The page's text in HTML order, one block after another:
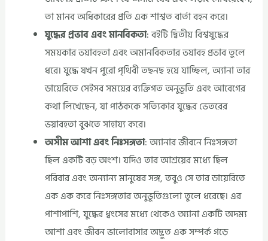
তা মানব অধিকারের প্রতি এক শাশ্বত বার্তা বহন করে।
যুদ্ধের প্রভাব এবং মানবিকতা: বইটি দ্বিতীয় বিশ্বযুদ্ধের
সময়কার ভয়াবহতা এবং অমানবিকতার ভয়াবহ প্রভাব তুলে
ধরে। যুদ্ধে যখন পুরো পৃথিবী তছনছ হয়ে যাচ্ছিল, অ্যানা তার
ডায়েরিতে সেইসব সময়ের ব্যক্তিগত অনুভূতি এবং আবেগের
কথা লিখেছেন, যা পাঠককে সত্যিকার যুদ্ধের ভেতরের
ভয়াবহতা বুঝতে সাহায্য করে।
অসীম আশা এবং নিঃসঙ্গতা: অ্যানার জীবনে নিঃসঙ্গতা
ছিল একটি বড় অংশ। যদিও তার আশ্রয়ের মধ্যে ছিল
পরিবার এবং অন্যান্য মানুষের সঙ্গ, তবুও সে তার ডায়েরিতে
এক এক করে নিঃসঙ্গতার অনুভূতিগুলো তুলে ধরেছে। এর
পাশাপাশি, যুদ্ধের ধ্বংসের মধ্যে থেকেও অ্যানা একটি অদম্য
আশা এবং জীবন ভালোবাসার অদ্ভুত এক সম্পর্ক গড়ে